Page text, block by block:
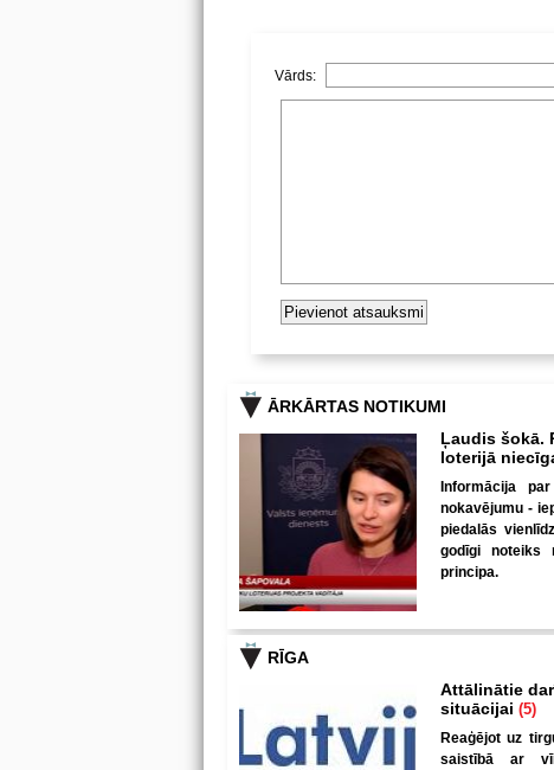
Vārds:
ĀRKĀRTAS NOTIKUMI
Ļaudis šokā.
loterijā
Informācija
nokavējumu -
piedalās
godīgi noteiks
principa.
RĪGA
Attālinātie
situācijai (5)
Reaģējot uz
saistībā ar